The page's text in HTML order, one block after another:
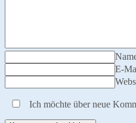
E-
Ich möchte über neue